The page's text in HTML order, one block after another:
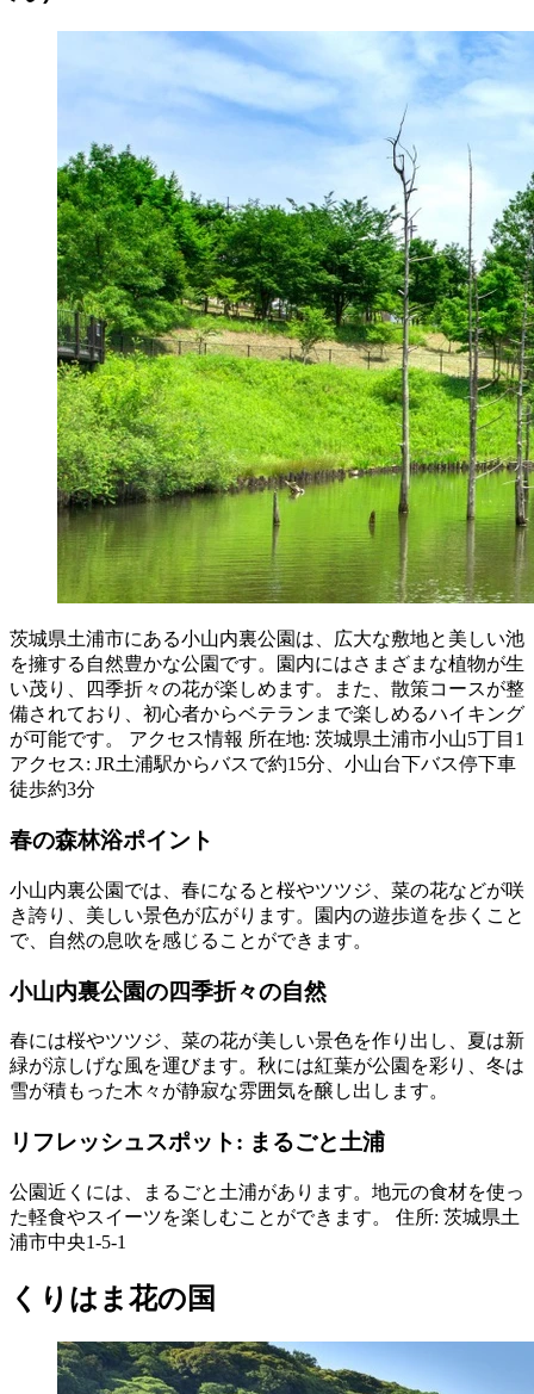
茨城県土浦市にある小山内裏公園は、広大な敷地と美しい池
を擁する自然豊かな公園です。園内にはさまざまな植物が生
い茂り、四季折々の花が楽しめます。また、散策コースが整
備されており、初心者からベテランまで楽しめるハイキング
が可能です。 アクセス情報 所在地: 茨城県土浦市小山5丁目1
アクセス: JR土浦駅からバスで約15分、小山台下バス停下車
徒歩約3分
春の森林浴ポイント
小山内裏公園では、春になると桜やツツジ、菜の花などが咲
き誇り、美しい景色が広がります。園内の遊歩道を歩くこと
で、自然の息吹を感じることができます。
小山内裏公園の四季折々の自然
春には桜やツツジ、菜の花が美しい景色を作り出し、夏は新
緑が涼しげな風を運びます。秋には紅葉が公園を彩り、冬は
雪が積もった木々が静寂な雰囲気を醸し出します。
リフレッシュスポット: まるごと土浦
公園近くには、まるごと土浦があります。地元の食材を使っ
た軽食やスイーツを楽しむことができます。 住所: 茨城県土
浦市中央1-5-1
くりはま花の国